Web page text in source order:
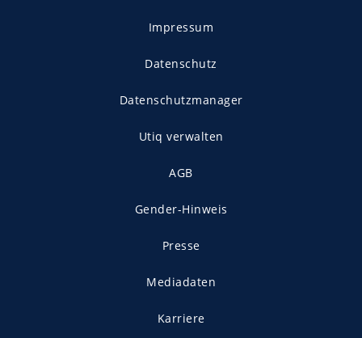
Impressum
Datenschutz
Datenschutzmanager
Utiq verwalten
AGB
Gender-Hinweis
Presse
Mediadaten
Karriere